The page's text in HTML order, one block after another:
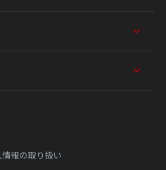
報の取り扱い